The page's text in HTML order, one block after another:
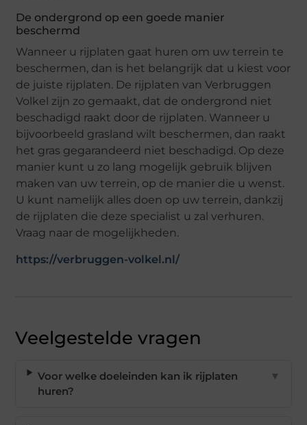
De ondergrond op een goede manier
beschermd
Wanneer u rijplaten gaat huren om uw terrein te
beschermen, dan is het belangrijk dat u kiest voor
de juiste rijplaten. De rijplaten van Verbruggen
Volkel zijn zo gemaakt, dat de ondergrond niet
beschadigd raakt door de rijplaten. Wanneer u
bijvoorbeeld grasland wilt beschermen, dan raakt
het gras gegarandeerd niet beschadigd. Op deze
manier kunt u zo lang mogelijk gebruik blijven
maken van uw terrein, op de manier die u wenst.
U kunt namelijk alles doen op uw terrein, dankzij
de rijplaten die deze specialist u zal verhuren.
Vraag naar de mogelijkheden.
https://verbruggen-volkel.nl/
Veelgestelde vragen
Voor welke doeleinden kan ik rijplaten
huren?
▼